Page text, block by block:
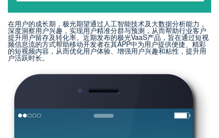
在用户的成长期，极光期望通过人工智能技术及大数据分析能力，
深度洞察用户兴趣，实现用户精准分群与预测，从而帮助行业客户
提升用户留存及转化率。近期发布的极光VaaS产品，旨在通过短视
频信息流的方式帮助移动开发者在其APP中为用户提供便捷、精彩
的短视频内容，从而优化用户体验、增强用户兴趣和粘性，提升用
户活跃时长。